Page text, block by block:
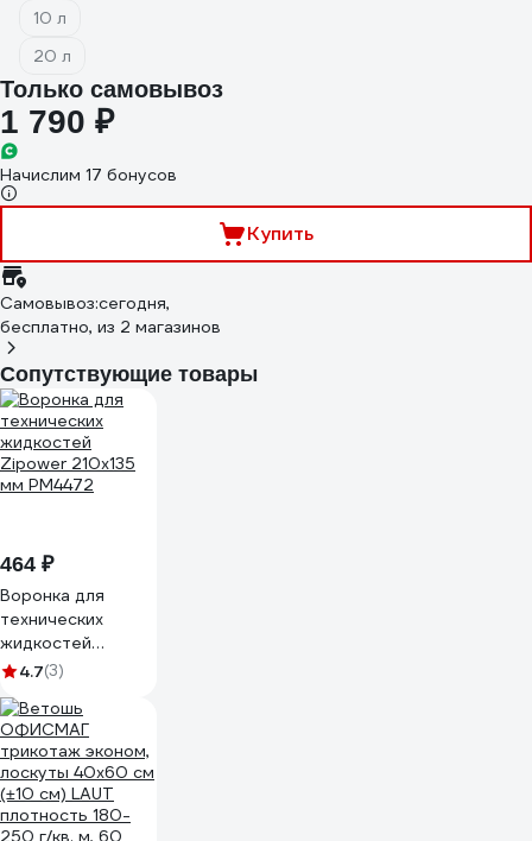
10 л
20 л
Только самовывоз
1 790 ₽
Начислим 17 бонусов
Купить
Самовывоз:сегодня,
бесплатно, из 2 магазинов
Сопутствующие товары
464 ₽
Воронка для
технических
жидкостей
Zipower 210х135
4.7(3)